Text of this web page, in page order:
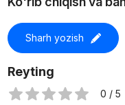
Sharh yozish
Reyting
0 / 5